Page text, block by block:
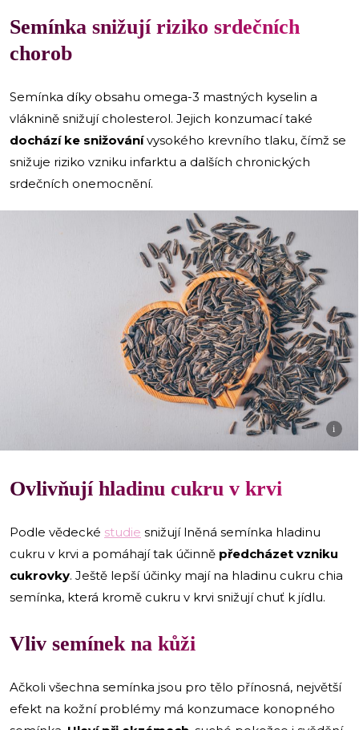
Semínka snižují riziko srdečních
chorob
Semínka díky obsahu omega-3 mastných kyselin a
vláknině snižují cholesterol. Jejich konzumací také
dochází ke snižovánívysokého krevního tlaku, čímž se
snižuje riziko vzniku infarktu a dalších chronických
srdečních onemocnění.
i
Ovlivňují hladinu cukru v krvi
Podle vědecké studie snižují lněná semínka hladinu
cukru v krvi a pomáhají tak účinně předcházet vzniku
cukrovky. Ještě lepší účinky mají na hladinu cukru chia
semínka, která kromě cukru v krvi snižují chuť k jídlu.
Vliv semínek na kůži
Ačkoli všechna semínka jsou pro tělo přínosná, největší
efekt na kožní problémy má konzumace konopného